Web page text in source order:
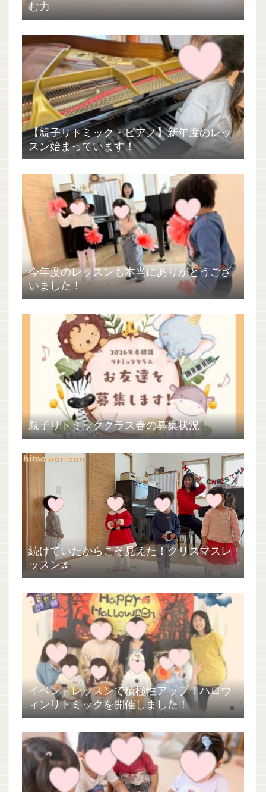
む力
【親子リトミック・ピアノ】新年度のレッ
スン始まっています！
今年度のレッスンも本当にありがとうござ
いました！
親子リトミッククラス春の募集状況
続けていたからこそ見えた！クリスマスレ
ッスン♬
イベントレッスンで積極性アップ！ハロウ
ィンリトミックを開催しました！